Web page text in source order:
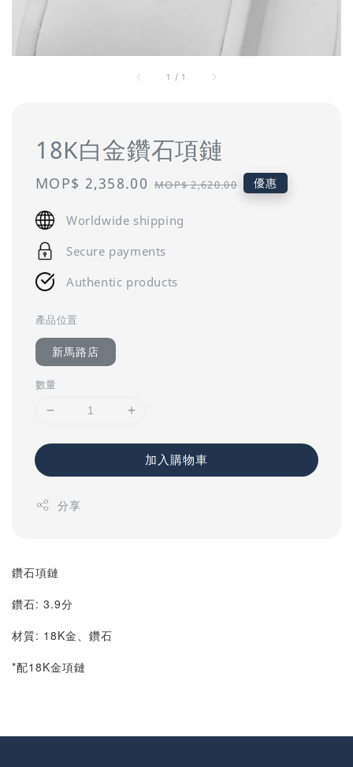
1 / 1
18K白金鑽石項鏈
Sale
MOP$ 2,358.00 Regular
MOP$ 2,620.00 優惠
Worldwide shipping
Secure payments
Authentic products
產品位置
新馬路店
數量
加入購物車
分享
鑽石項鏈
鑽石: 3.9分
材質: 18K金、鑽石
*配18K金項鏈